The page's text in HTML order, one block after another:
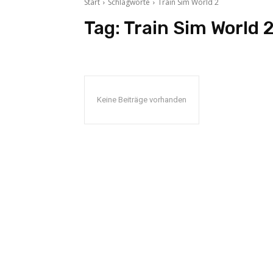
Start Schlagworte Train Sim World 2
Tag: Train Sim World
Keine Beiträge vorhanden